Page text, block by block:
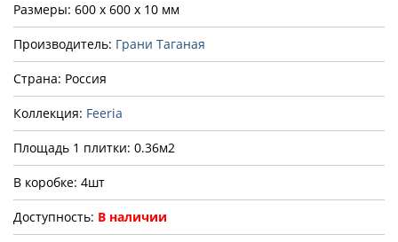
Размеры: 600 x 600 x 10 мм
Производитель: Грани Таганая
Страна: Россия
Коллекция: Feeria
Площадь 1 плитки: 0.36м2
В коробке: 4шт
Доступность: В наличии